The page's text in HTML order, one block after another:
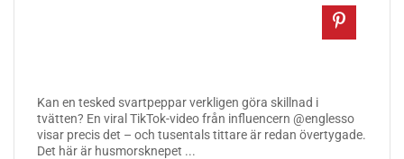
Kan en tesked svartpeppar verkligen göra skillnad i
tvätten? En viral TikTok-video från influencern @englesso
visar precis det – och tusentals tittare är redan övertygade.
Det här är husmorsknepet ...